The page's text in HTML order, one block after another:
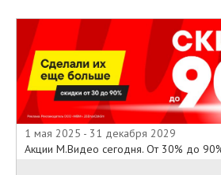
1 мая 2025 - 31 декабря 2029
Акции М.Видео сегодня. От 30% до